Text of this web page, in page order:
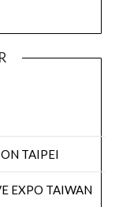
TAIPEI
EXPO TAIWAN